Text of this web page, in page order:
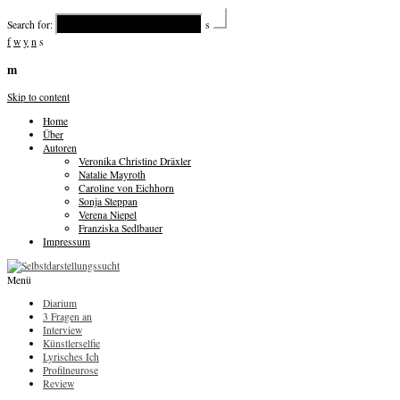
Search for:
s
f w y n s
m
Skip to content
Home
Über
Autoren
Veronika Christine Dräxler
Natalie Mayroth
Caroline von Eichhorn
Sonja Steppan
Verena Niepel
Franziska Sedlbauer
Impressum
Menü
Diarium
3 Fragen an
Interview
Künstlerselfie
Lyrisches Ich
Profilneurose
Review